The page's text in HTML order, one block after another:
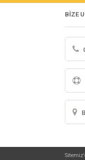
BİZE